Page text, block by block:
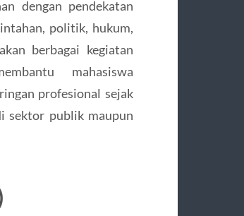
dengan pendekatan
politik, hukum,
berbagai kegiatan
mahasiswa
profesional sejak
sektor publik maupun